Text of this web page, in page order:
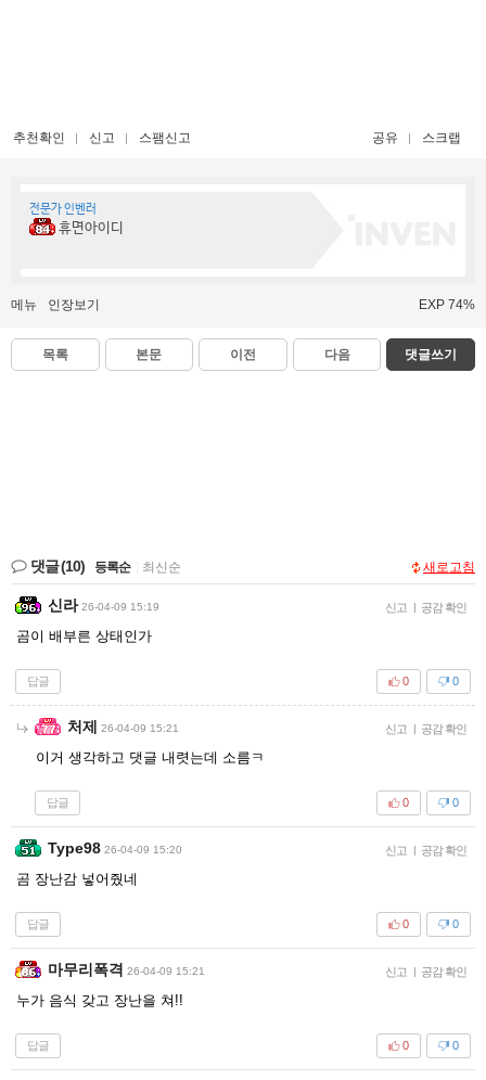
추천확인 신고 스팸신고 공유 스크랩
전문가 인벤러
휴면아이디
메뉴 인장보기 EXP 74%
목록 본문 이전 다음 댓글쓰기
댓글(10) 등록순 최신순 새로고침
신라 26-04-09 15:19 신고 | 공감 확인
곰이 배부른 상태인가
답글 0
0
처제 26-04-09 15:21 신고 | 공감 확인
이거 생각하고 댓글 내렷는데 소름ㅋ
답글 0
0
Type98 26-04-09 15:20 신고 | 공감 확인
곰 장난감 넣어줬네
답글 0
0
마무리폭격 26-04-09 15:21 신고 | 공감 확인
누가 음식 갖고 장난을 쳐!!
답글 0
0